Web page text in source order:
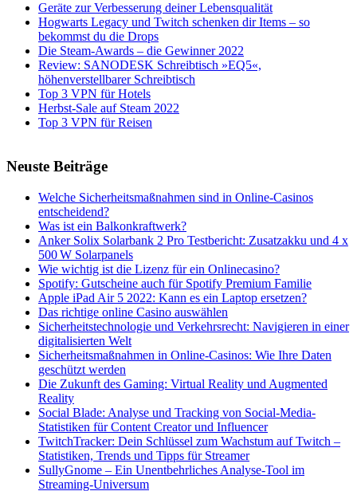
Geräte zur Verbesserung deiner Lebensqualität
Hogwarts Legacy und Twitch schenken dir Items – so
bekommst du die Drops
Die Steam-Awards – die Gewinner 2022
Review: SANODESK Schreibtisch »EQ5«,
höhenverstellbarer Schreibtisch
Top 3 VPN für Hotels
Herbst-Sale auf Steam 2022
Top 3 VPN für Reisen
Neuste Beiträge
Welche Sicherheitsmaßnahmen sind in Online-Casinos
entscheidend?
Was ist ein Balkonkraftwerk?
Anker Solix Solarbank 2 Pro Testbericht: Zusatzakku und 4 x
500 W Solarpanels
Wie wichtig ist die Lizenz für ein Onlinecasino?
Spotify: Gutscheine auch für Spotify Premium Familie
Apple iPad Air 5 2022: Kann es ein Laptop ersetzen?
Das richtige online Casino auswählen
Sicherheitstechnologie und Verkehrsrecht: Navigieren in einer
digitalisierten Welt
Sicherheitsmaßnahmen in Online-Casinos: Wie Ihre Daten
geschützt werden
Die Zukunft des Gaming: Virtual Reality und Augmented
Reality
Social Blade: Analyse und Tracking von Social-Media-
Statistiken für Content Creator und Influencer
TwitchTracker: Dein Schlüssel zum Wachstum auf Twitch –
Statistiken, Trends und Tipps für Streamer
SullyGnome – Ein Unentbehrliches Analyse-Tool im
Streaming-Universum